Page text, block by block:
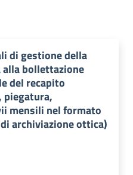
di gestione della
bollettazione
del recapito
piegatura,
mensili nel formato
archiviazione ottica)